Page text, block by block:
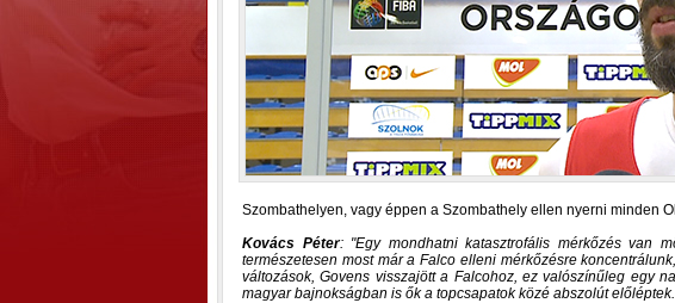
Szombathelyen, vagy éppen a Szombathely ellen nyerni minden
Kovács Péter:
Egy mondhatni katasztrofális mérkőzés van
természetesen most már a Falco elleni mérkőzésre
változások, Govens visszajött a Falcohoz, ez valószínűleg egy
magyar bajnokságban is ők a topcsapatok közé abszolút előléptek.